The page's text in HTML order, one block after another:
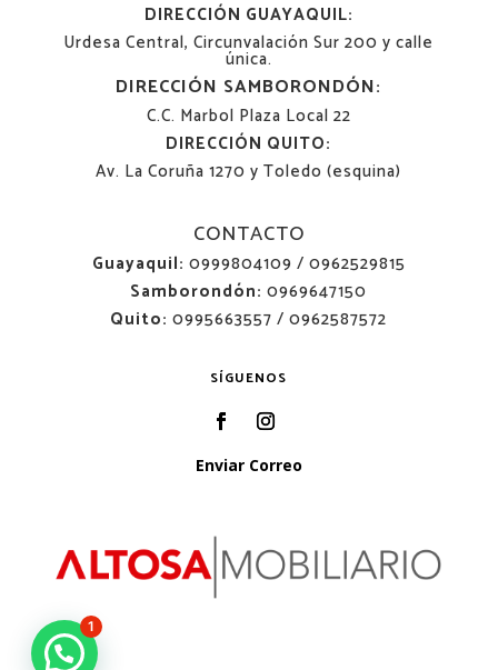
DIRECCIÓN GUAYAQUIL:
Urdesa Central, Circunvalación Sur 200 y calle
única.
DIRECCIÓN SAMBORONDÓN:
C.C. Marbol Plaza Local 22
DIRECCIÓN QUITO:
Av. La Coruña 1270 y Toledo (esquina)
CONTACTO
Guayaquil: 0999804109 / 0962529815
Samborondón: 0969647150
Quito: 0995663557 / 0962587572
SÍGUENOS
Enviar Correo
1